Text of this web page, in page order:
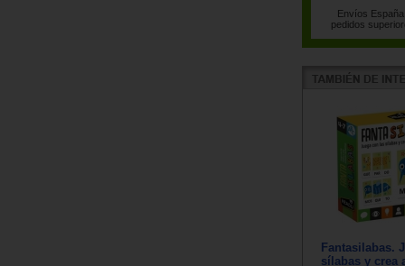
Envíos
pedidos
Fantasilabas.
sílabas y crea